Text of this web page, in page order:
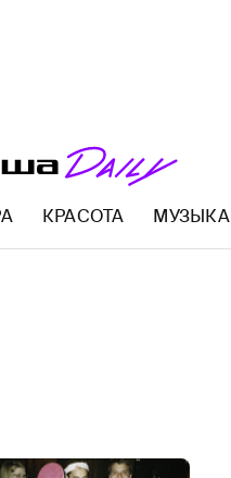
КРАСОТА МУЗЫКА